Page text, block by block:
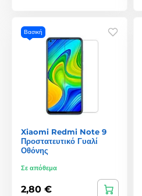
Βασική
Xiaomi Redmi Note 9
Προστατευτικό Γυαλί
Οθόνης
Σε απόθεμα
2,80 €